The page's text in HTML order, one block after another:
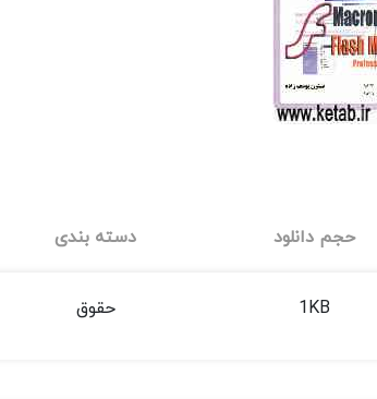
حجم دانلود دسته بندی
1KB حقوق